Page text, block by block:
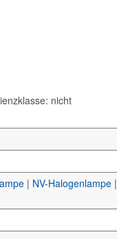
nicht
| NV-Halogenlampe|